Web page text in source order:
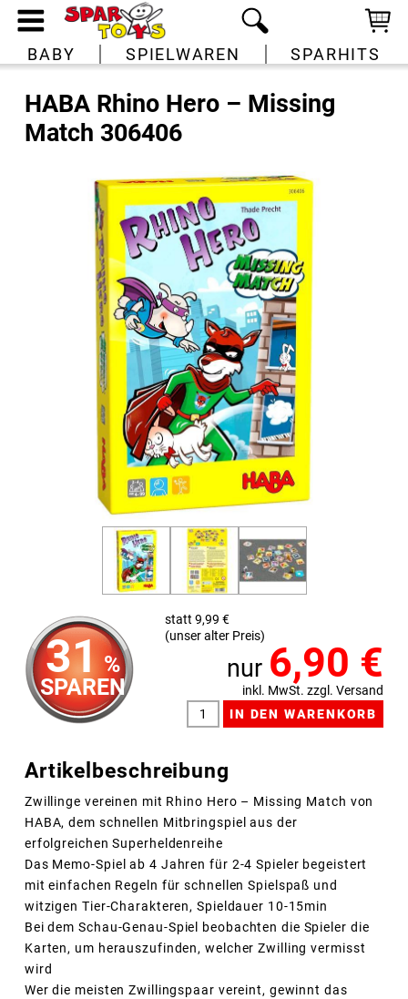
BABY SPIELWAREN SPARHITS
HABA Rhino Hero – Missing
Match 306406
31 %
SPAREN
statt 9,99 €
(unser alter Preis)
nur 6,90 €
inkl. MwSt. zzgl. Versand
Artikelbeschreibung
Zwillinge vereinen mit Rhino Hero – Missing Match von
HABA, dem schnellen Mitbringspiel aus der
erfolgreichen Superheldenreihe
Das Memo-Spiel ab 4 Jahren für 2-4 Spieler begeistert
mit einfachen Regeln für schnellen Spielspaß und
witzigen Tier-Charakteren, Spieldauer 10-15min
Bei dem Schau-Genau-Spiel beobachten die Spieler die
Karten, um herauszufinden, welcher Zwilling vermisst
wird
Wer die meisten Zwillingspaar vereint, gewinnt das